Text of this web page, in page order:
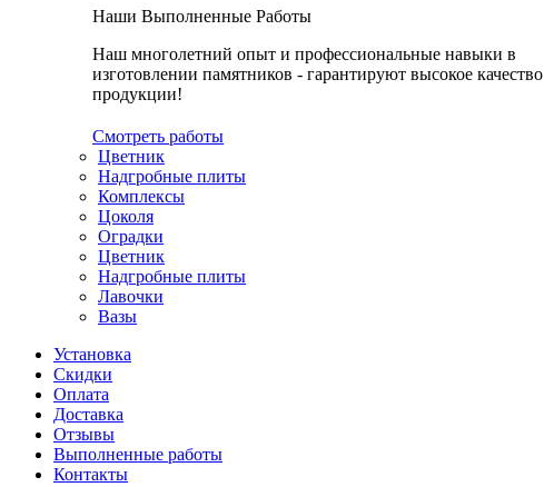
Наши Выполненные Работы
Наш многолетний опыт и профессиональные навыки в
изготовлении памятников - гарантируют высокое качество
продукции!
Смотреть работы
Цветник
Надгробные плиты
Комплексы
Цоколя
Оградки
Цветник
Надгробные плиты
Лавочки
Вазы
Установка
Скидки
Оплата
Доставка
Отзывы
Выполненные работы
Контакты